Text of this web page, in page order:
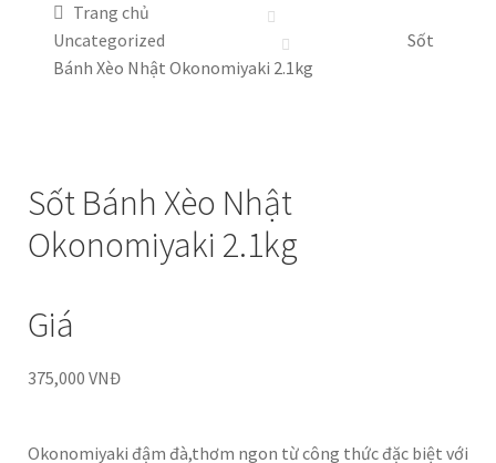
Trang chủ
Uncategorized
Sốt
Bánh Xèo Nhật Okonomiyaki 2.1kg
Sốt Bánh Xèo Nhật
Okonomiyaki 2.1kg
Giá
375,000 VNĐ
Okonomiyaki đậm đà,thơm ngon từ công thức đặc biệt với